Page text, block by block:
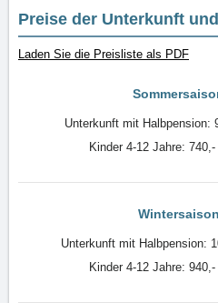
Preise der Unterkunft
Laden Sie die Preisliste als PDF
Unterkunft mit Halbpension:
Kinder 4-12 Jahre:
Unterkunft mit Halbpension:
Kinder 4-12 Jahre: